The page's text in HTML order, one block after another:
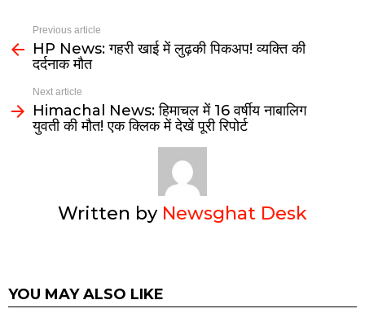
Previous article
HP News: गहरी खाई में लुढ़की पिकअप! व्यक्ति की
दर्दनाक मौत
Next article
Himachal News: हिमाचल में 16 वर्षीय नाबालिग
युवती की मौत! एक क्लिक में देखें पूरी रिपोर्ट
Written by Newsghat Desk
YOU MAY ALSO LIKE